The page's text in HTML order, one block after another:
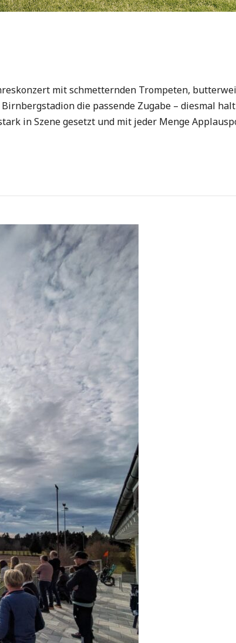
mit schmetternden Trompeten,
die passende Zugabe – diesmal
in Szene gesetzt und mit jeder Menge